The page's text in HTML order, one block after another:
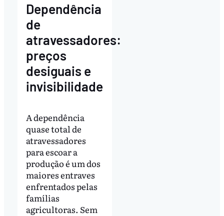
Dependência
de
atravessadores:
preços
desiguais e
invisibilidade
A dependência
quase total de
atravessadores
para escoar a
produção é um dos
maiores entraves
enfrentados pelas
famílias
agricultoras. Sem